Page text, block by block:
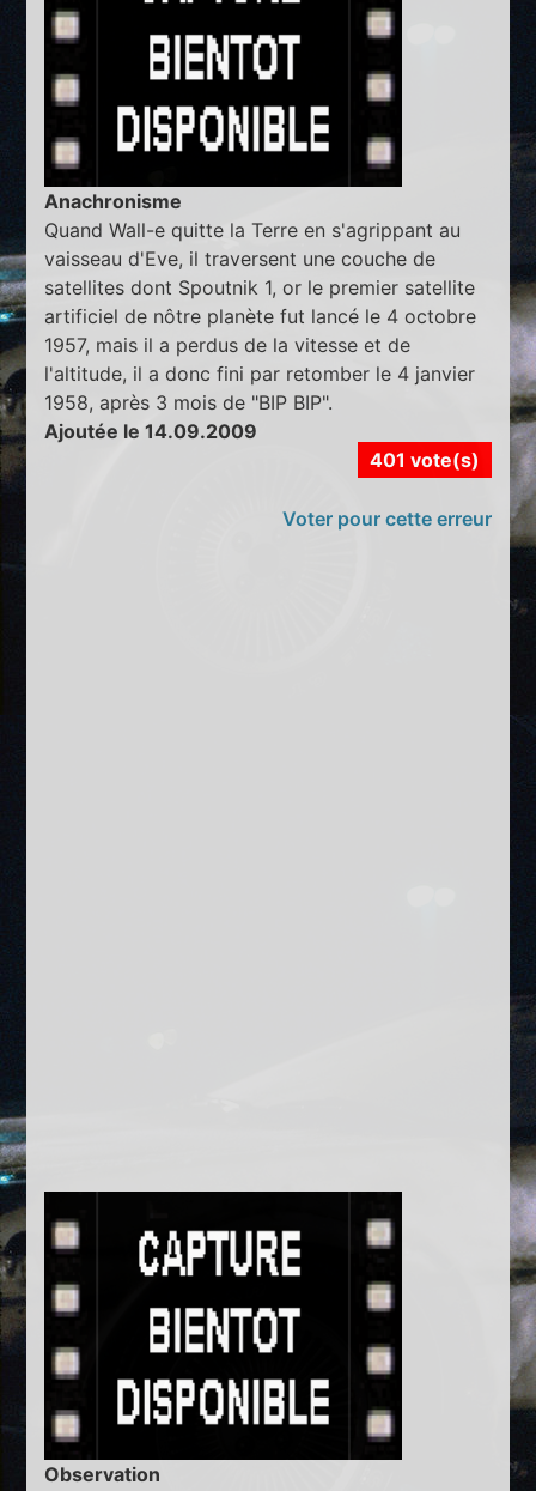
Anachronisme
Quand Wall-e quitte la Terre en s'agrippant au
vaisseau d'Eve, il traversent une couche de
satellites dont Spoutnik 1, or le premier satellite
artificiel de nôtre planète fut lancé le 4 octobre
1957, mais il a perdus de la vitesse et de
l'altitude, il a donc fini par retomber le 4 janvier
1958, après 3 mois de "BIP BIP".
Ajoutée le 14.09.2009
401 vote(s)
Voter pour cette erreur
Observation